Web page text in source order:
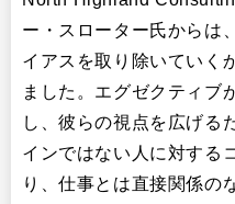
ー・スローター氏からは
イアスを取り除いていく
ました。エグゼクティブ
し、彼らの視点を広げる
インではない人に対する
り、仕事とは直接関係の